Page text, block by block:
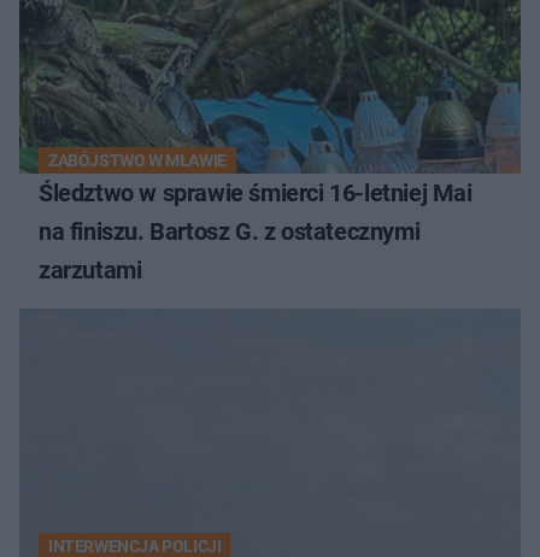
ZABÓJSTWO W MŁAWIE
Śledztwo w sprawie śmierci 16-letniej Mai
na finiszu. Bartosz G. z ostatecznymi
zarzutami
INTERWENCJA POLICJI